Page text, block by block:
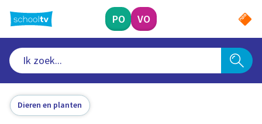
naar
hoofdinhoud
PO VO
Dieren en planten